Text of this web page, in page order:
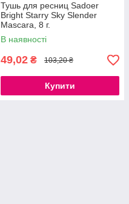
Тушь для ресниц Sadoer
Bright Starry Sky Slender
Mascara, 8 г.
В наявності
49,02 ₴ 103,20 ₴
Купити